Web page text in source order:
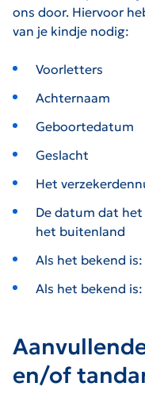
ons door. Hiervoor
van je kindje nodig:
Voorletters
Achternaam
Geboortedatum
Geslacht
Het
De datum dat
het buitenland
Als het bekend
Als het bekend
en/of